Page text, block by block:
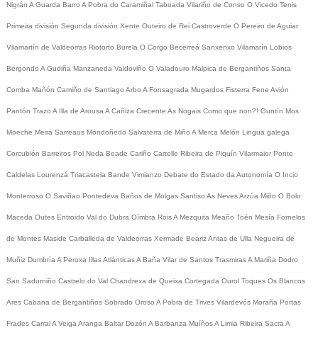
Nigrán A Guarda Barro A Pobra do Caramiñal Taboada Vilariño de Conso O Vicedo Tenis
Primeira división Segunda división Xente Outeiro de Rei Castroverde O Pereiro de Aguiar
Vilamartín de Valdeorras Riotorto Burela O Corgo Becerreá Sanxenxo Vilamarín Lobios
Bergondo A Gudiña Manzaneda Valdoviño O Valadouro Malpica de Bergantiños Santa
Comba Mañón Camiño de Santiago Arbo A Fonsagrada Mugardos Fisterra Fene Avión
Pantón Trazo A Illa de Arousa A Cañiza Crecente As Nogais Como que non?! Guntín Mos
Moeche Meira Sarreaus Mondoñedo Salvaterra de Miño A Merca Melón Lingua galega
Corcubión Barreiros Pol Neda Beade Cariño Cartelle Ribeira de Piquín Vilarmaior Ponte
Caldelas Lourenzá Triacastela Bande Vimianzo Debate do Estado da Autonomía O Incio
Monterroso O Saviñao Pontedeva Baños de Molgas Santiso As NevesArzúa Miño O Bolo
Maceda Outes Entroido Val do Dubra Oímbra RoisA Mezquita Meaño Toén Mesía Fornelos
de Montes Maside Carballeda de Valdeorras Xermade BearizAntas de Ulla Negueira de
Muñiz Dumbría A Peroxa Illas AtlánticasA Baña Vilar de Santos TrasmirasA Mariña Dodro
San Sadurniño Castrelo do Val Chandrexa de Queixa Cortegada Ourol Toques Os Blancos
Ares Cabana de Bergantiños Sobrado Oroso A Pobra de Trives Vilardevós Moraña Portas
Frades CarralA Veiga Aranga Baltar Dozón A Barbanza MuíñosA Limia Ribeira Sacra A